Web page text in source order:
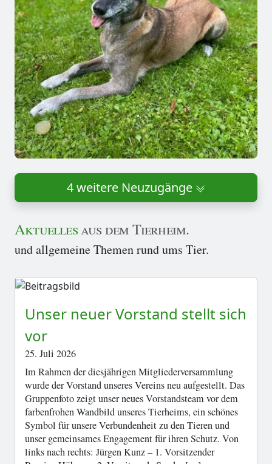
4 weitere Neuzugänge
Aktuellesaus dem Tierheim.
und allgemeine Themen rund ums Tier.
Unser neuer Vorstand stellt sich
vor
25. Juli 2026
Im Rahmen der diesjährigen Mitgliederversammlung
wurde der Vorstand unseres Vereins neu aufgestellt. Das
Gruppenfoto zeigt unser neues Vorstandsteam vor dem
farbenfrohen Wandbild unseres Tierheims, ein schönes
Symbol für unsere Verbundenheit zu den Tieren und
unser gemeinsames Engagement für ihren Schutz. Von
links nach rechts: Jürgen Kunz – 1. Vorsitzender